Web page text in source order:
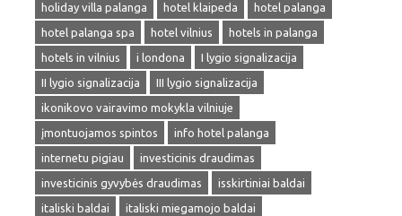
holiday villa palanga
hotel klaipeda
hotel palanga
hotel palanga spa
hotel vilnius
hotels in palanga
hotels in vilnius
i londona
I lygio signalizacija
II lygio signalizacija
III lygio signalizacija
ikonikovo vairavimo mokykla vilniuje
įmontuojamos spintos
info hotel palanga
internetu pigiau
investicinis draudimas
investicinis gyvybės draudimas
isskirtiniai baldai
italiski baldai
italiski miegamojo baldai